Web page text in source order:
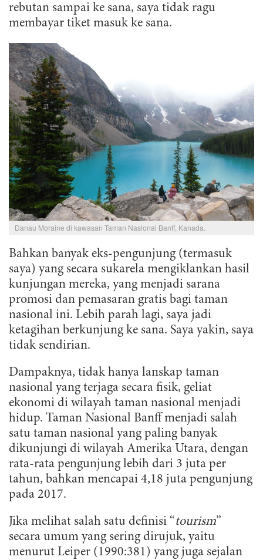
rebutan sampai ke sana, saya tidak ragu
membayar tiket masuk ke sana.
Danau Moraine di kawasan Taman Nasional Banff, Kanada.
Bahkan banyak eks-pengunjung (termasuk
saya) yang secara sukarela mengiklankan hasil
kunjungan mereka, yang menjadi sarana
promosi dan pemasaran gratis bagi taman
nasional ini. Lebih parah lagi, saya jadi
ketagihan berkunjung ke sana. Saya yakin, saya
tidak sendirian.
Dampaknya, tidak hanya lanskap taman
nasional yang terjaga secara fisik, geliat
ekonomi di wilayah taman nasional menjadi
hidup. Taman Nasional Banff menjadi salah
satu taman nasional yang paling banyak
dikunjungi di wilayah Amerika Utara, dengan
rata-rata pengunjung lebih dari 3 juta per
tahun, bahkan mencapai 4,18 juta pengunjung
pada 2017.
Jika melihat salah satu definisi “tourism”
secara umum yang sering dirujuk, yaitu
menurut Leiper (1990:381) yang juga sejalan